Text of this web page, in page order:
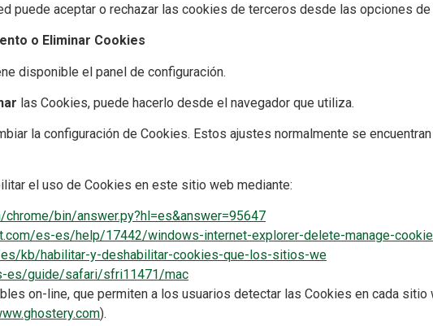
puede aceptar o rechazar las cookies de terceros desde las opciones
o Eliminar Cookies
disponible el panel de configuración.
las Cookies, puede hacerlo desde el navegador que utiliza.
la configuración de Cookies. Estos ajustes normalmente se
el uso de Cookies en este sitio web mediante:
bin/answer.py?hl=es&answer=95647
es-es/help/17442/windows-internet-explorer-delete-manage-
kb/habilitar-y-deshabilitar-cookies-que-los-sitios-we
es/guide/safari/sfri11471/mac
on-line, que permiten a los usuarios detectar las Cookies en cada
).